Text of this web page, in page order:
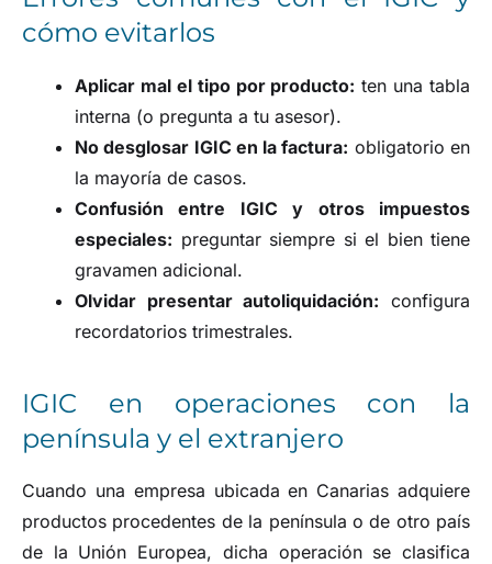
cómo evitarlos
Aplicar mal el tipo por producto: ten una tabla
interna (o pregunta a tu asesor).
No desglosar IGIC en la factura: obligatorio en
la mayoría de casos.
Confusión entre IGIC y otros impuestos
especiales: preguntar siempre si el bien tiene
gravamen adicional.
Olvidar presentar autoliquidación: configura
recordatorios trimestrales.
IGIC en operaciones con la
península y el extranjero
Cuando una empresa ubicada en Canarias adquiere
productos procedentes de la península o de otro país
de la Unión Europea, dicha operación se clasifica